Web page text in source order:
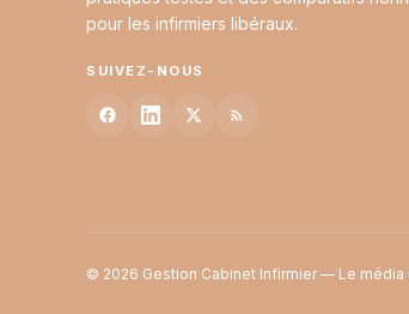
pour les infirmiers libéraux.
SUIVEZ-NOUS
© 2026 Gestion Cabinet Infirmier — Le média